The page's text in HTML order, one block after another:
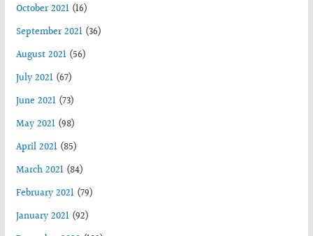
October 2021(16)
September 2021(36)
August 2021(56)
July 2021(67)
June 2021(73)
May 2021(98)
April 2021(85)
March 2021(84)
February 2021(79)
January 2021(92)